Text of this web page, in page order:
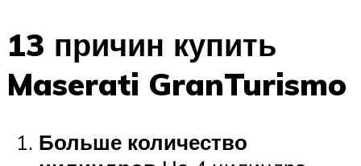
13 причин купить
Maserati GranTurismo
Больше количество